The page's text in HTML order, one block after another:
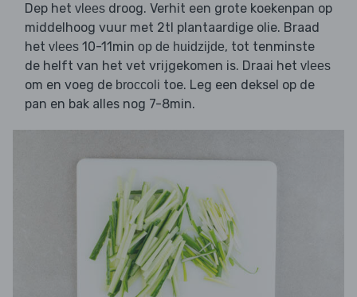
Dep het vlees droog. Verhit een grote koekenpan op
middelhoog vuur met 2tl plantaardige olie. Braad
het vlees 10-11min op de huidzijde, tot tenminste
de helft van het vet vrijgekomen is. Draai het vlees
om en voeg de broccoli toe. Leg een deksel op de
pan en bak alles nog 7-8min.